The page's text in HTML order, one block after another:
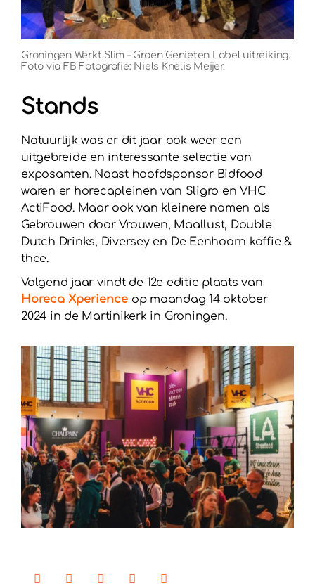
Groningen Werkt Slim – Groen Genieten Label uitreiking.
Foto via FB Fotografie: Niels Knelis Meijer.
Stands
Natuurlijk was er dit jaar ook weer een
uitgebreide en interessante selectie van
exposanten. Naast hoofdsponsor Bidfood
waren er horecapleinen van Sligro en VHC
ActiFood. Maar ook van kleinere namen als
Gebrouwen door Vrouwen, Maallust, Double
Dutch Drinks, Diversey en De Eenhoorn koffie &
thee.
Volgend jaar vindt de 12e editie plaats van
Horeca Xperience op maandag 14 oktober
2024 in de Martinikerk in Groningen.